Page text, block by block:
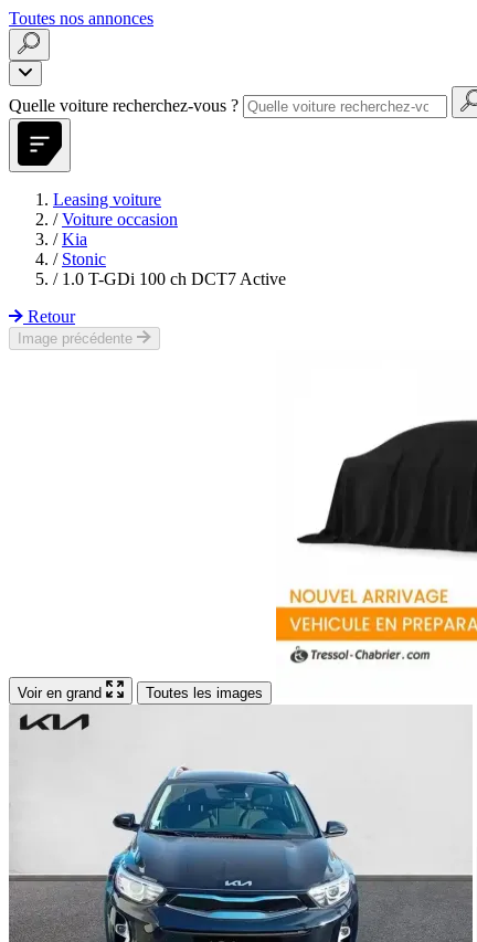
Toutes nos annonces
Quelle voiture recherchez-vous ?
Leasing voiture
/ Voiture occasion
/ Kia
/ Stonic
/ 1.0 T-GDi 100 ch DCT7 Active
Retour
Image précédente
Voir en grand Toutes les images